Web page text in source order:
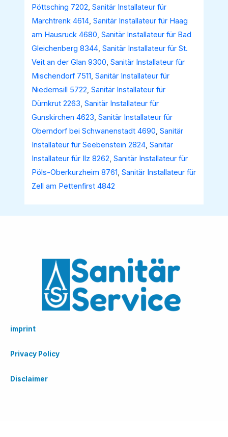
Pöttsching 7202,Sanitär Installateur für
Marchtrenk 4614,Sanitär Installateur für Haag
am Hausruck 4680,Sanitär Installateur für Bad
Gleichenberg 8344,Sanitär Installateur für St.
Veit an der Glan 9300,Sanitär Installateur für
Mischendorf 7511,Sanitär Installateur für
Niedernsill 5722,Sanitär Installateur für
Dürnkrut 2263,Sanitär Installateur für
Gunskirchen 4623,Sanitär Installateur für
Oberndorf bei Schwanenstadt 4690,Sanitär
Installateur für Seebenstein 2824,Sanitär
Installateur für Ilz 8262,Sanitär Installateur für
Pöls-Oberkurzheim 8761,Sanitär Installateur für
Zell am Pettenfirst 4842
imprint
Privacy Policy
Disclaimer